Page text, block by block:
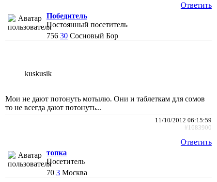
Ответить
Победитель
Постоянный посетитель
756 30 Сосновый Бор
kuskusik
Мои не дают потонуть мотылю. Они и таблеткам для сомов
то не всегда дают потонуть...
11/10/2012 06:15:59
#1683900
Ответить
топка
Посетитель
70 3 Москва